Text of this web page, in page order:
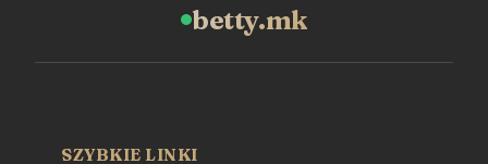
betty.mk
SZYBKIE LINKI